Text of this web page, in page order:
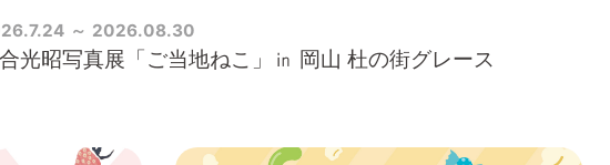
2026.08.30
光昭写真展「ご当地ねこ」㏌ 岡山 杜の街グレース